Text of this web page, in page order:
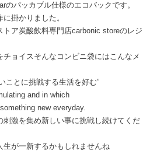
のパッカブル仕様のエコバックです。
掛かりました。
トア炭酸飲料専門店carbonic storeのレジ
チョイスそんなコンビニ袋にはこんなメ
ことに挑戦する生活を好む”
and in which
new everyday.
刺激を集め新しい事に挑戦し続けてくだ
生が一新するかもしれませんね